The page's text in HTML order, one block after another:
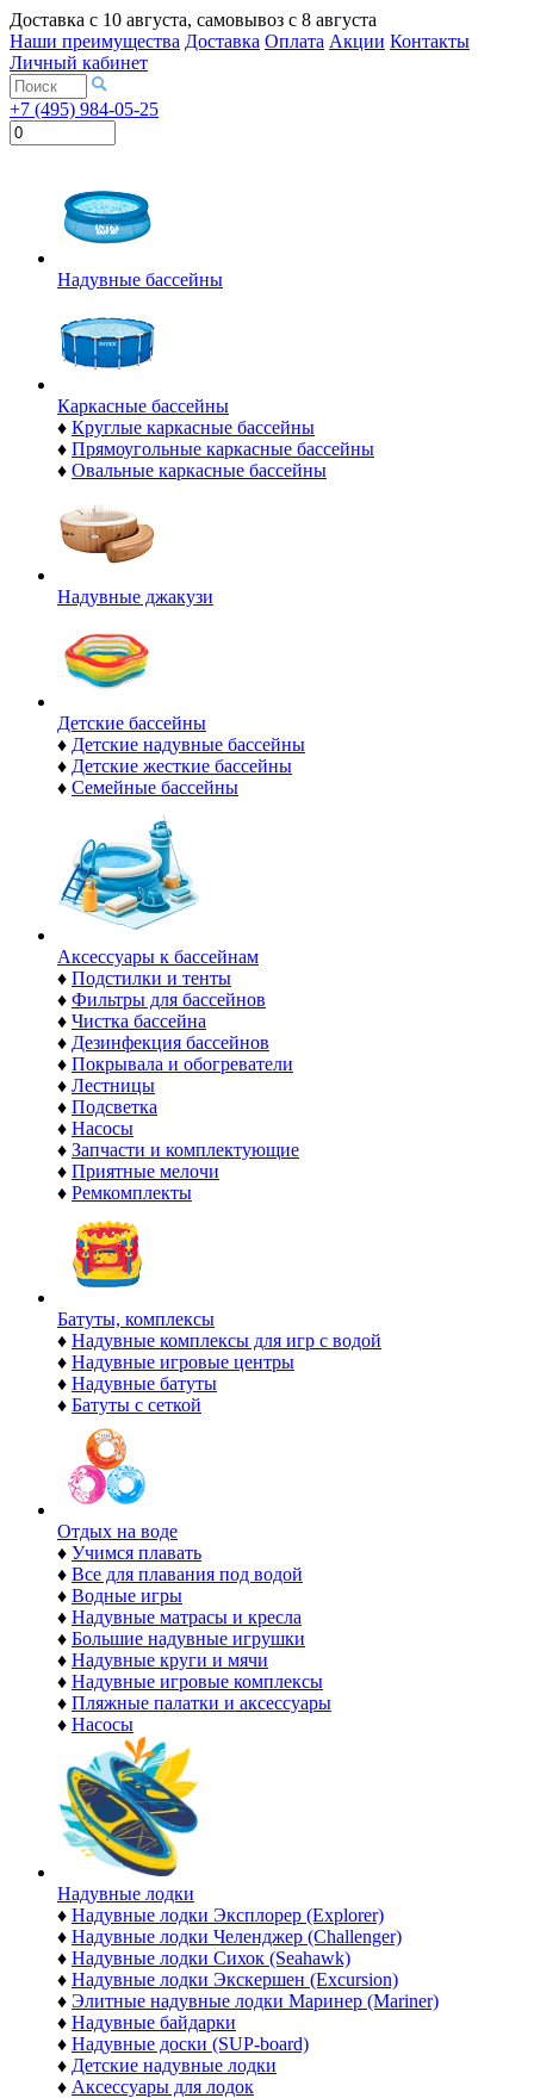
Доставка с 10 августа, самовывоз с 8 августа
Наши преимущества Доставка Оплата Акции Контакты
Личный кабинет
+7 (495) 984-05-25
Надувные бассейны
Каркасные бассейны
♦ Круглые каркасные бассейны
♦ Прямоугольные каркасные бассейны
♦ Овальные каркасные бассейны
Надувные джакузи
Детские бассейны
♦ Детские надувные бассейны
♦ Детские жесткие бассейны
♦ Семейные бассейны
Аксессуары к бассейнам
♦ Подстилки и тенты
♦ Фильтры для бассейнов
♦ Чистка бассейна
♦ Дезинфекция бассейнов
♦ Покрывала и обогреватели
♦ Лестницы
♦ Подсветка
♦ Насосы
♦ Запчасти и комплектующие
♦ Приятные мелочи
♦ Ремкомплекты
Батуты, комплексы
♦ Надувные комплексы для игр с водой
♦ Надувные игровые центры
♦ Надувные батуты
♦ Батуты с сеткой
Отдых на воде
♦ Учимся плавать
♦ Все для плавания под водой
♦ Водные игры
♦ Надувные матрасы и кресла
♦ Большие надувные игрушки
♦ Надувные круги и мячи
♦ Надувные игровые комплексы
♦ Пляжные палатки и аксессуары
♦ Насосы
Надувные лодки
♦ Надувные лодки Эксплорер (Explorer)
♦ Надувные лодки Челенджер (Challenger)
♦ Надувные лодки Сихок (Seahawk)
♦ Надувные лодки Экскершен (Excursion)
♦ Элитные надувные лодки Маринер (Mariner)
♦ Надувные байдарки
♦ Надувные доски (SUP-board)
♦ Детские надувные лодки
♦ Аксессуары для лодок